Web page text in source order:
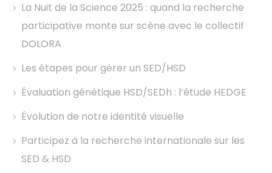
La Nuit de la Science 2025 : quand la recherche
participative monte sur scène avec le collectif
DOLORA
Les étapes pour gérer un SED/HSD
Évaluation génétique HSD/SEDh : l’étude HEDGE
Évolution de notre identité visuelle
Participez à la recherche internationale sur les
SED & HSD